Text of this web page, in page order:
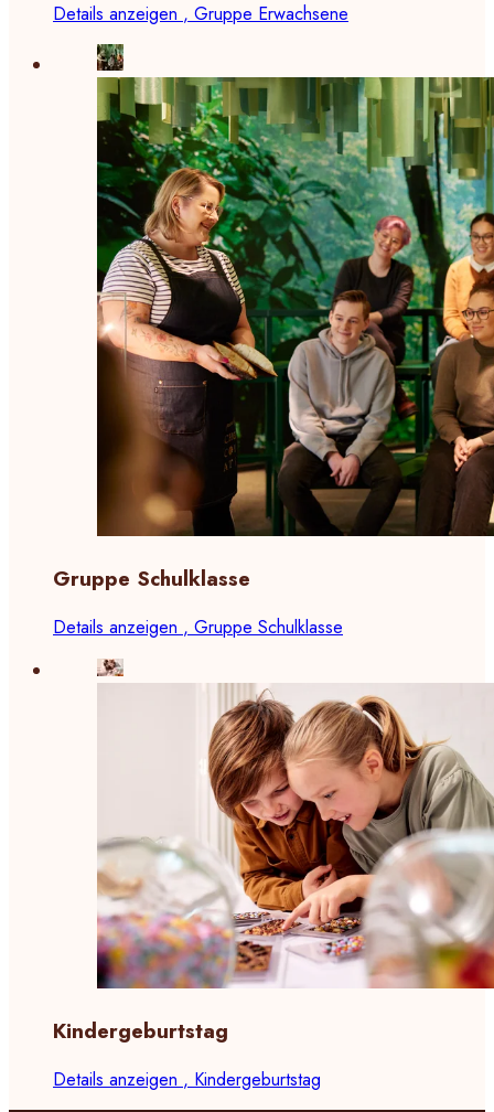
Details anzeigen , Gruppe Erwachsene
Gruppe Schulklasse
Details anzeigen , Gruppe Schulklasse
Kindergeburtstag
Details anzeigen , Kindergeburtstag